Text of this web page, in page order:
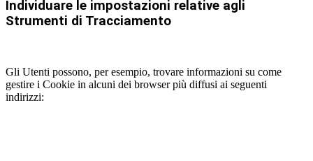
Individuare le impostazioni relative agli
Strumenti di Tracciamento
Gli Utenti possono, per esempio, trovare informazioni su come
gestire i Cookie in alcuni dei browser più diffusi ai seguenti
indirizzi: